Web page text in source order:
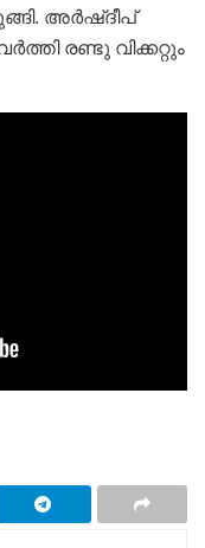
അര്‍ഷ്ദീപ്
രണ്ടു വിക്കറ്റും